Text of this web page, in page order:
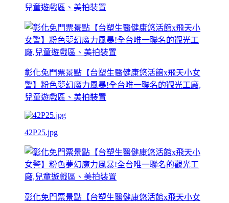
兒童遊戲區、美拍裝置
彰化免門票景點【台塑生醫健康悠活館x飛天小女
警】粉色夢幻魔力風暴!全台唯一聯名的觀光工廠,
兒童遊戲區、美拍裝置
42P25.jpg
彰化免門票景點【台塑生醫健康悠活館x飛天小女